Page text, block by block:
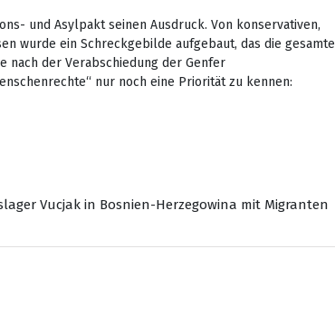
und Asylpakt seinen Ausdruck. Von konservativen,
wurde ein Schreckgebilde aufgebaut, das die gesamte
nach der Verabschiedung der Genfer
nur noch eine Priorität zu kennen: